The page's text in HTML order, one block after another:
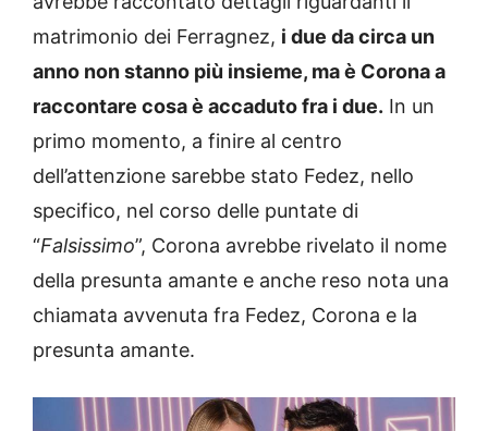
matrimonio dei Ferragnez, i due da circa un
anno non stanno più insieme, ma è Corona a
raccontare cosa è accaduto fra i due. In un
primo momento, a finire al centro
dell’attenzione sarebbe stato Fedez, nello
specifico, nel corso delle puntate di
“Falsissimo”, Corona avrebbe rivelato il nome
della presunta amante e anche reso nota una
chiamata avvenuta fra Fedez, Corona e la
presunta amante.